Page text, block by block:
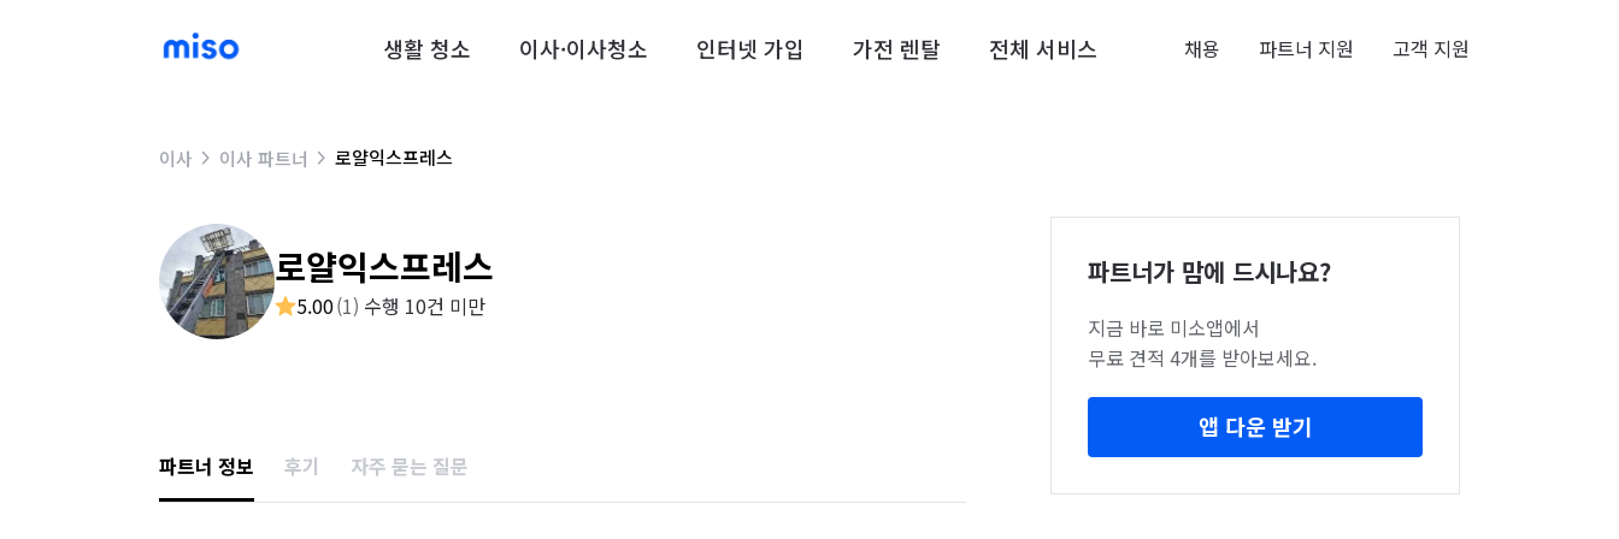
생활 청소 이사·이사청소 인터넷 가입 가전 렌탈 전체 서비스 채용 파트너 지원 고객 지원
이사 이사 파트너 로얄익스프레스
로얄익스프레스
5.00(1) 수행 10건 미만
파트너 정보 후기 자주 묻는 질문
파트너가 맘에 드시나요?
지금 바로 미소앱에서
무료 견적 4개를 받아보세요.
앱 다운 받기